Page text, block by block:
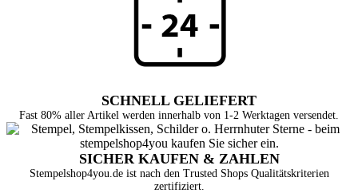
SCHNELL GELIEFERT
Fast 80% aller Artikel werden innerhalb von 1-2 Werktagen versendet.
SICHER KAUFEN & ZAHLEN
Stempelshop4you.de ist nach den Trusted Shops Qualitätskriterien
zertifiziert.